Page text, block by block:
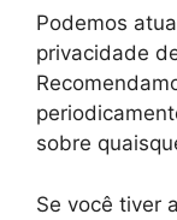
Podemos
privacidade
sobre
Se você tiver